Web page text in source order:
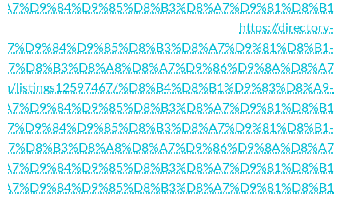
https://directory-
listings12597467/%D8%B4%D8%B1%D9%83%D8%A9-